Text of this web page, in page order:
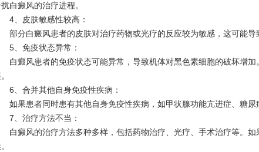
白癜风的治疗进程。
、皮肤敏感性较高：
分白癜风患者的皮肤对治疗药物或光疗的反应较为敏感，这可能导
、免疫状态异常：
癜风患者的免疫状态可能异常，导致机体对黑色素细胞的破坏增加
、合并其他自身免疫性疾病：
果患者同时患有其他自身免疫性疾病，如甲状腺功能亢进症、糖尿
、治疗方法不当：
癜风的治疗方法多种多样，包括药物治疗、光疗、手术治疗等。如